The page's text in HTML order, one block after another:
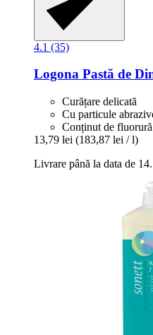
4.1 (35)
Logona Pastă de
Curățare delicată
Cu particule
Conținut de
13,79 lei (183,87 lei / l)
Livrare până la data de